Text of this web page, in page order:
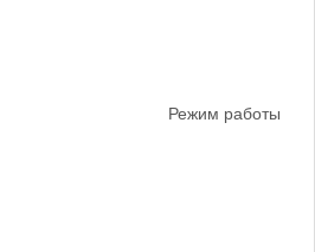
Режим работы